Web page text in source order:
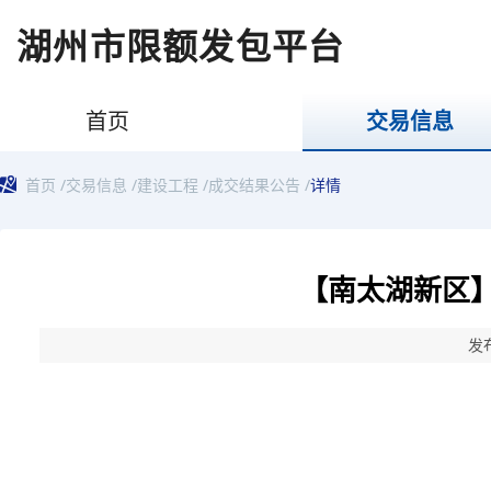
湖州市限额发包平台
首页 交易信息
首页 /交易信息 /建设工程 /成交结果公告 /详情
【南太湖新
发